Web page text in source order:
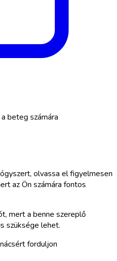
beteg számára
olvassa el figyelmesen
az Ön számára fontos
mert a benne szereplő
szüksége lehet.
forduljon